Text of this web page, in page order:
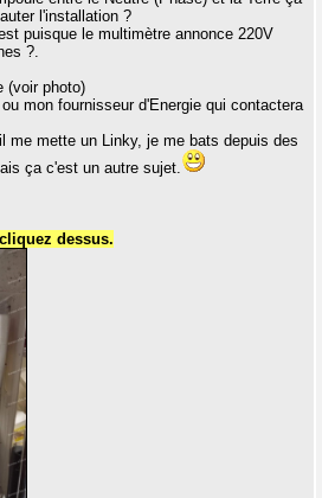
l'installation ?
puisque le multimètre annonce 220V
?.
(voir photo)
mon fournisseur d'Energie qui contactera
me mette un Linky, je me bats depuis des
ça c'est un autre sujet.
dessus.